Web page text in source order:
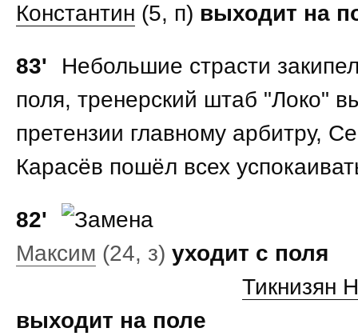
Константин (5, п) выходит на
83'
Небольшие страсти
поля, тренерский штаб "Локо"
претензии главному арбитру,
Карасёв пошёл всех
82'
Максим (24, з) уходит с поля
Тикнизян
выходит на поле